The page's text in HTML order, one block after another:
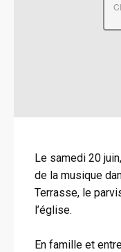
Le samedi 20
de la musique
Terrasse, le
l’église.
En famille et